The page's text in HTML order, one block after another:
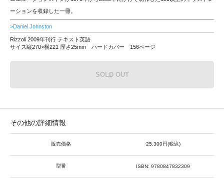
ーションを収録した一冊。
>Daniel Johnston
Rizzoli 2009年刊行 テキスト英語
サイズ縦270×横221 厚さ25mm ハードカバー 156ページ
SOLD OUT
その他の詳細情報
販売価格 25,300円(税込)
型番 ISBN: 9780847832309